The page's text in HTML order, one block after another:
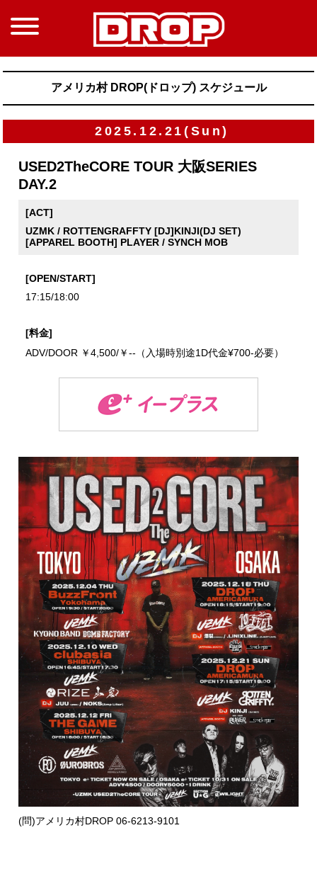
アメリカ村 DROP(ドロップ) スケジュール
2025.12.21(Sun)
USED2TheCORE TOUR 大阪SERIES
DAY.2
[ACT]
UZMK / ROTTENGRAFFTY [DJ]KINJI(DJ SET)
[APPAREL BOOTH] PLAYER / SYNCH MOB
[OPEN/START]
17:15/18:00
[料金]
ADV/DOOR ￥4,500/￥--（入場時別途1D代金¥700-必要）
(問)アメリカ村DROP 06-6213-9101